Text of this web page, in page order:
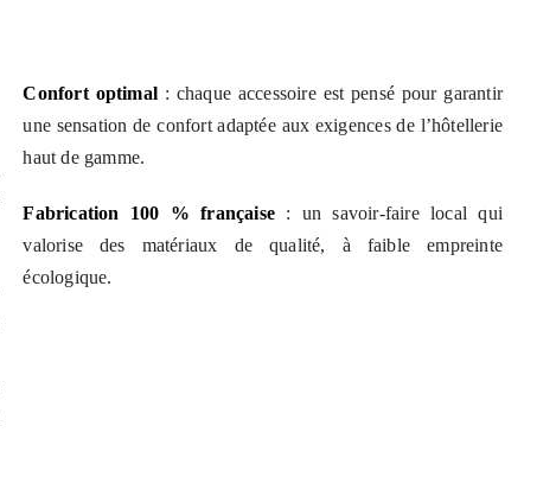
Confort optimal: chaque accessoire est pensé pour garantir
une sensation de confort adaptée aux exigences de l’hôtellerie
haut de gamme.
Fabrication 100 % française: un savoir-faire local qui
valorise des matériaux de qualité, à faible empreinte
écologique.